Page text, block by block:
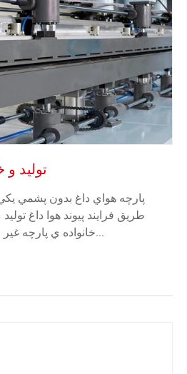
تولید
پارچه هواي داغ بدون پشمي
طريق فرايند پيوند هوا داغ
خانواده ي پارچه غير بافته است پرونده توليدش...